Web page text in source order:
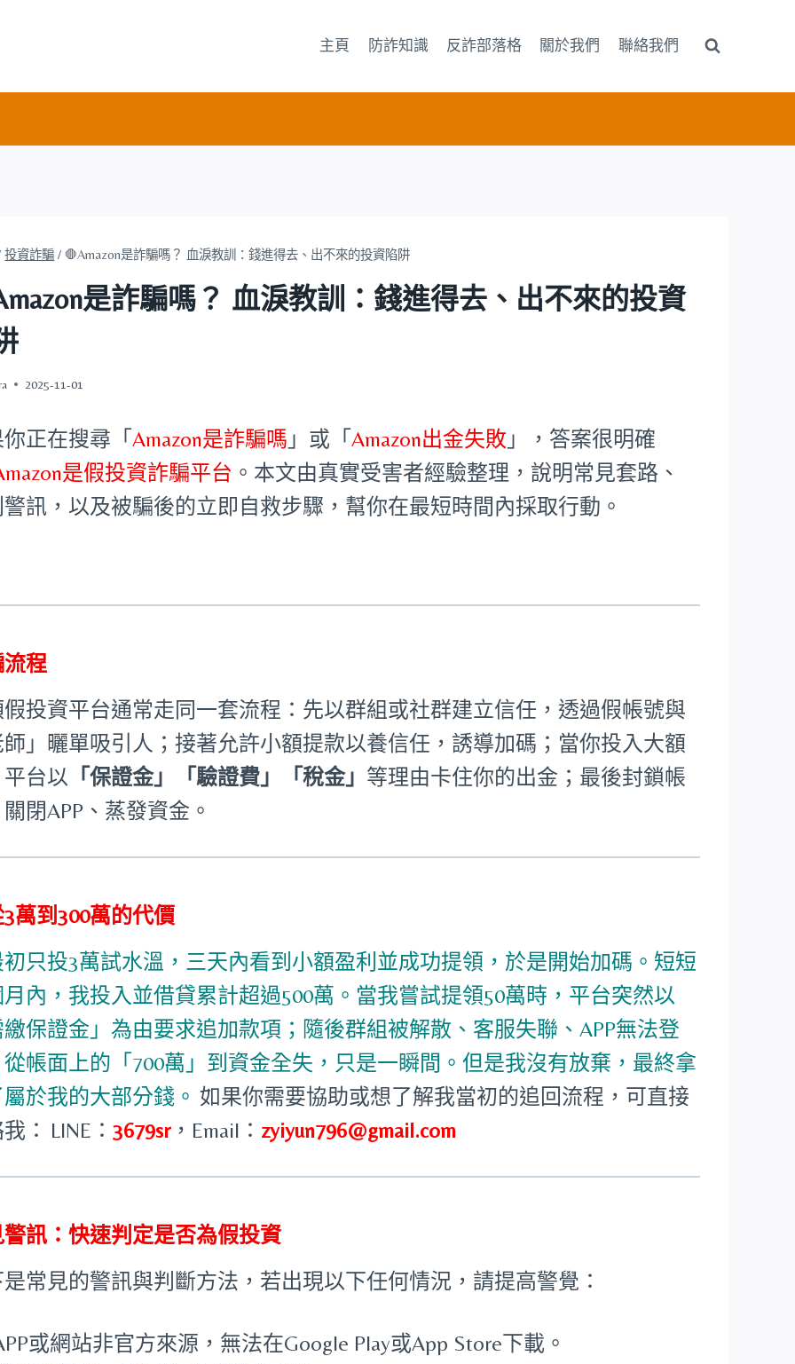
主頁 防詐知識 反詐部落格 關於我們 聯絡我們
投資詐騙 / 🛑Amazon是詐騙嗎？ 血淚教訓：錢進得去、出不來的投資陷阱
是詐騙嗎？ 血淚教訓：錢進得去、出不來的投資
2025-11-01
正在搜尋「Amazon是詐騙嗎 」或「Amazon出金失敗 」，答案很明確
是假投資詐騙平台 。本文由真實受害者經驗整理，說明常見套路、
訊，以及被騙後的立即自救步驟，幫你在最短時間內採取行動。
程
投資平台通常走同一套流程：先以群組或社群建立信任，透過假帳號與
」曬單吸引人；接著允許小額提款以養信任，誘導加碼；當你投入大額
台以 「保證金」「驗證費」「稅金」 等理由卡住你的出金；最後封鎖帳
閉APP、蒸發資金。
萬到300萬的代價
只投3萬試水溫，三天內看到小額盈利並成功提領，於是開始加碼。短短
內，我投入並借貸累計超過500萬。當我嘗試提領50萬時，平台突然以
保證金」為由要求追加款項；隨後群組被解散、客服失聯、APP無法登
帳面上的「700萬」到資金全失，只是一瞬間。但是我沒有放棄，最終拿
於我的大部分錢。 如果你需要協助或想了解我當初的追回流程，可直接
： LINE：3679sr， Email： zyiyun796@gmail.com
訊：快速判定是否為假投資
常見的警訊與判斷方法，若出現以下任何情況，請提高警覺：
或網站非官方來源，無法在Google Play或App Store下載。